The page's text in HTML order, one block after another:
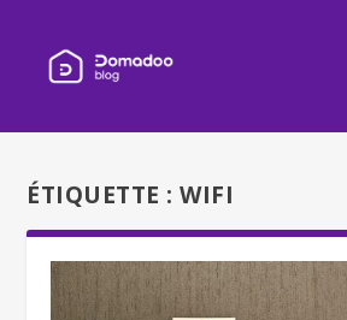
ÉTIQUETTE :WIFI